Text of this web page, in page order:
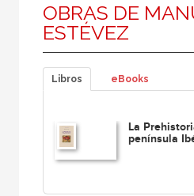
Editora
Escritor
Traductor
OBRAS DE
ESTÉVEZ
Libros eBooks
La
península